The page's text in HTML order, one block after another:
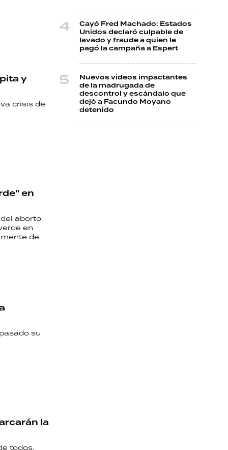
y
crisis de
en
aborto
en
de
su
la
todos.
Cayó Fred Machado: Estados
Unidos declaró culpable de
lavado y fraude a quien le
pagó la campaña a Espert
Nuevos videos impactantes
de la madrugada de
descontrol y escándalo que
dejó a Facundo Moyano
detenido